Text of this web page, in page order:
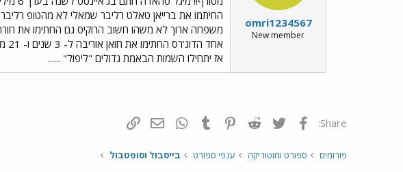
omri1234567
New member
החיתמו את ברייאן טאלט רליבר שמאלי לא מהטופ
אז יתחילו השמות הבאמת גדולים "ליפול" ......
Share: פייסבוק Twitter
Reddit
Pinterest
Tumblr
WhatsAppדואר אלקטרוני
פורומים ספורט ומוטוריקה ענפי ספורט בייסבול וסופטבול